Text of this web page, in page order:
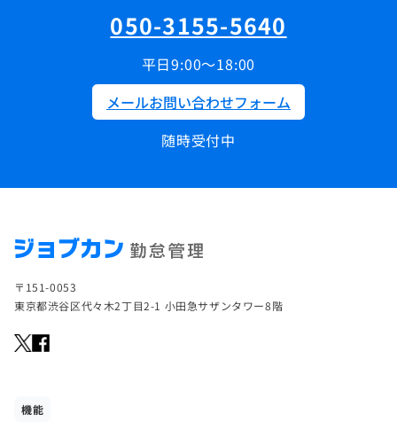
050-3155-5640
平日9:00～18:00
メールお問い合わせフォーム
随時受付中
〒151-0053
東京都渋谷区代々木2丁目2-1 小田急サザンタワー8階
機能